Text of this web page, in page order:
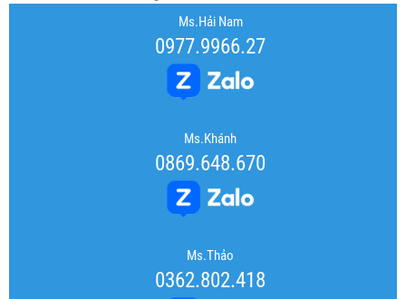
Ms.Hải Nam
0977.9966.27
Ms.Khánh
0869.648.670
Ms.Thảo
0362.802.418